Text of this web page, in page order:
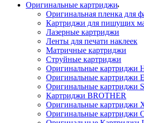
Оригинальные картриджи
Оригинальная пленка для
Картриджи для пишущих
Лазерные картриджи
Ленты для печати наклеек
Матричные картриджи
Струйные картриджи
Оригинальные картриджи
Оригинальные картриджи
Оригинальные картриджи
Картриджи BROTHER
Оригинальные картриджи
Оригинальные картриджи